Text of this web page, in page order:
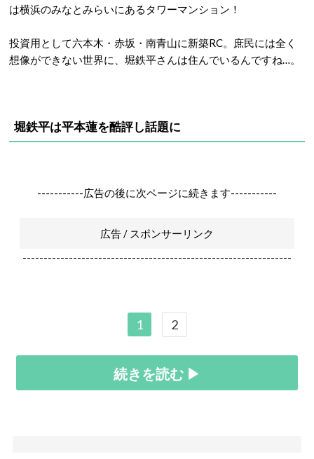
は横浜のみなとみらいにあるタワーマンション！
投資用として六本木・赤坂・南青山に新築RC。庶民には全く
想像ができない世界に、堀鉄平さんは住んでいるんですね…。
堀鉄平は平本蓮を酷評し話題に
-----------広告の後に次ページに続きます-----------
広告 / スポンサーリンク
----------------------------------------------------------------
1 2
続きを読む ▶